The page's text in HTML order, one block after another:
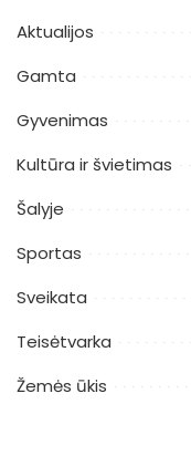
Aktualijos
Gamta
Gyvenimas
Kultūra ir švietimas
Šalyje
Sportas
Sveikata
Teisėtvarka
Žemės ūkis